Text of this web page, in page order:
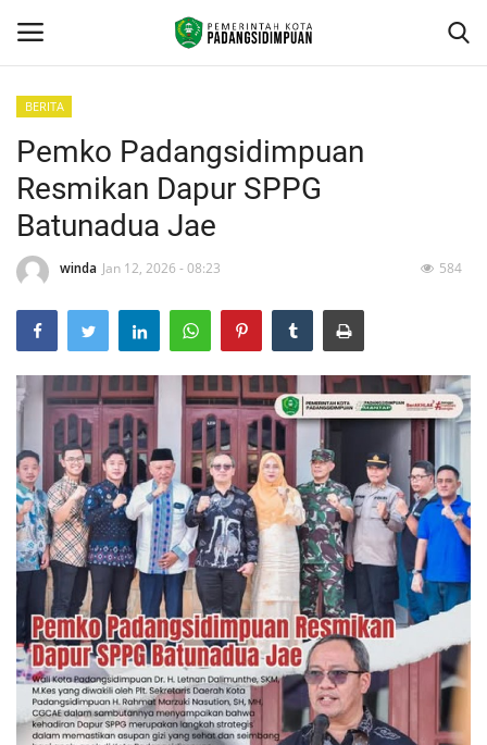
Beranda
KONTAK
Contact
arcgis
PROFILE
GEOGRAFIS DAERAH
DEMOGRAFI
PEMERINTAHAN
SEJARAH
DOKUMENTASI
VISI MISI
BERITA
Pemko Padangsidimpuan
Resmikan Dapur SPPG
Batunadua Jae
winda Jan 12, 2026 - 08:23 584